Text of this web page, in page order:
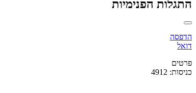
התגלות הפנימיות
הדפסה
דואל
פרטים
כניסות: 4912